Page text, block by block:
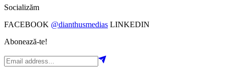
Socializăm
FACEBOOK @dianthusmedias LINKEDIN
Abonează-te!